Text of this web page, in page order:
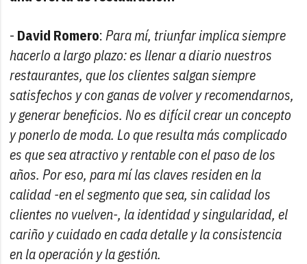
- David Romero:Para mí, triunfar implica siempre
hacerlo a largo plazo: es llenar a diario nuestros
restaurantes, que los clientes salgan siempre
satisfechos y con ganas de volver y recomendarnos,
y generar beneficios. No es difícil crear un concepto
y ponerlo de moda. Lo que resulta más complicado
es que sea atractivo y rentable con el paso de los
años. Por eso, para mí las claves residen en la
calidad -en el segmento que sea, sin calidad los
clientes no vuelven-, la identidad y singularidad, el
cariño y cuidado en cada detalle y la consistencia
en la operación y la gestión.